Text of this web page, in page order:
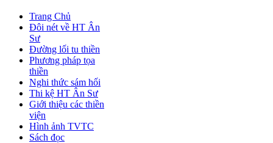
Trang Chủ
Đôi nét về HT Ân
Sư
Đường lối tu thiền
Phương pháp tọa
thiền
Nghi thức sám hối
Thi kệ HT Ân Sư
Giới thiệu các thiền
viện
Hình ảnh TVTC
Sách đọc